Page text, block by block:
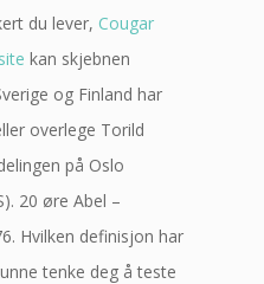
du lever, Cougar
kan skjebnen
og Finland har
overlege Torild
på Oslo
20 øre Abel –
Hvilken definisjon har
tenke deg å teste